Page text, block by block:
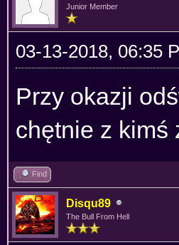
Junior Member
03-13-2018, 06:35
Przy okazji
chętnie z kimś
Find
Disqu89
The Bull From Hell